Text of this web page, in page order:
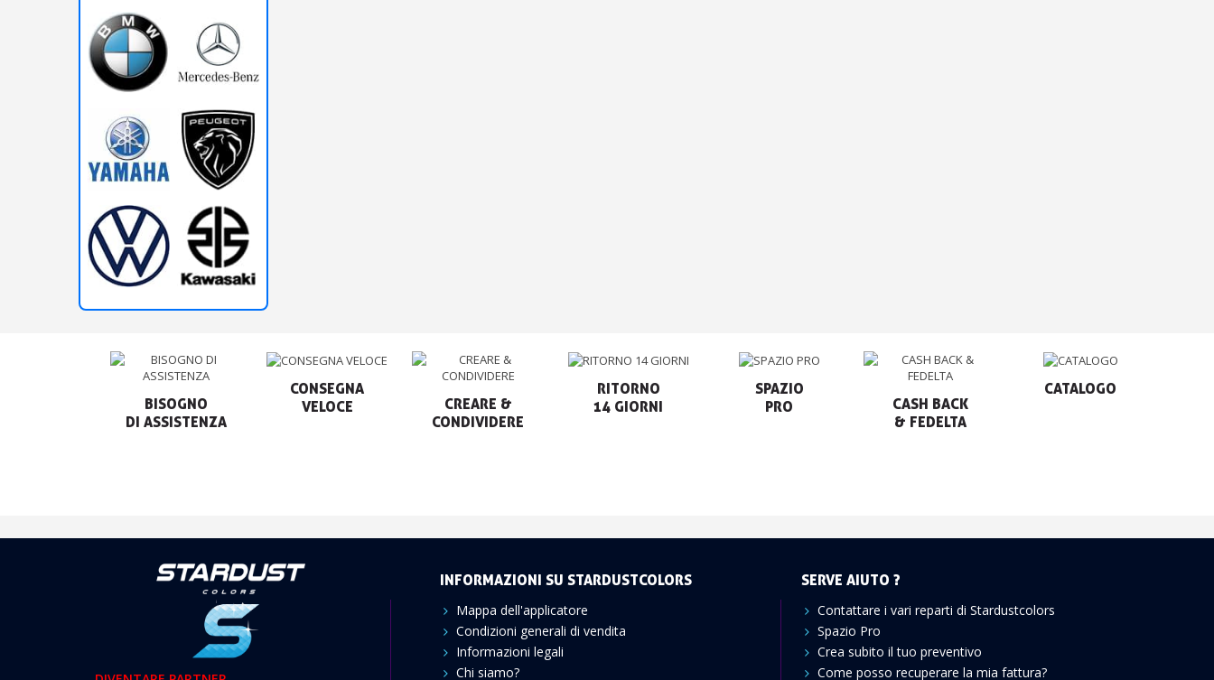
BISOGNO
CONSEGNA
VELOCE
CREARE &
CONDIVIDERE
RITORNO
14 GIORNI
SPAZIO
PRO
CASH BACK
& FEDELTA
CATALOGO
INFORMAZIONI SU STARDUSTCOLORS
Mappa dell'applicatore
Condizioni generali di vendita
Informazioni legali
Chi siamo?
SERVE AIUTO ?
Contattare i vari reparti di Stardustcolors
Spazio Pro
Crea subito il tuo preventivo
Come posso recuperare la mia fattura?